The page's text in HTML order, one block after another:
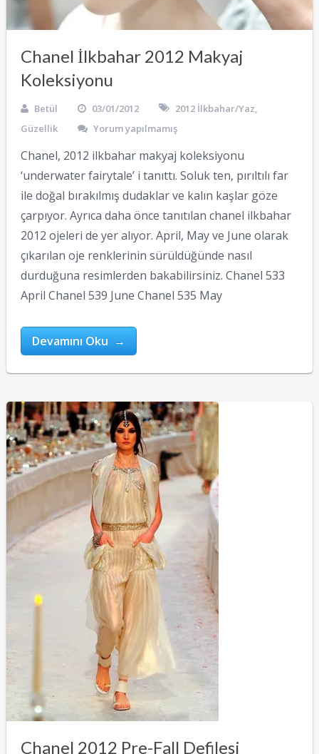
Chanel İlkbahar 2012 Makyaj
Koleksiyonu
Betül 03/01/2012 2012 İlkbahar/Yaz,
Güzellik
Yorum yapılmamış
Chanel, 2012 ilkbahar makyaj koleksiyonu
‘underwater fairytale’ i tanıttı. Soluk ten, pırıltılı far
ile doğal bırakılmış dudaklar ve kalın kaşlar göze
çarpıyor. Ayrıca daha önce tanıtılan chanel ilkbahar
2012 ojeleri de yer alıyor. April, May ve June olarak
çıkarılan oje renklerinin sürüldüğünde nasıl
durduğuna resimlerden bakabilirsiniz. Chanel 533
April Chanel 539 June Chanel 535 May
Devamını Oku →
Chanel 2012 Pre-Fall Defilesi